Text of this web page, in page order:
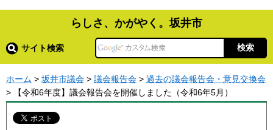
らしさ、かがやく。坂井市
サイト検索
ホーム > 坂井市議会 > 議会報告会 > 過去の議会報告会・意見交換会
> 【令和6年度】議会報告会を開催しました（令和6年5月）